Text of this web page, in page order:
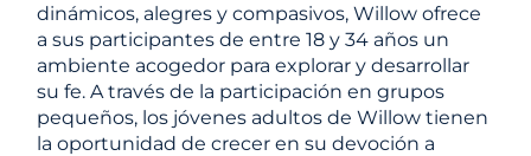
dinámicos, alegres y compasivos, Willow ofrece
a sus participantes de entre 18 y 34 años un
ambiente acogedor para explorar y desarrollar
su fe. A través de la participación en grupos
pequeños, los jóvenes adultos de Willow tienen
la oportunidad de crecer en su devoción a